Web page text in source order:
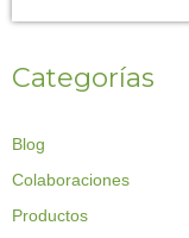
Categorías
Blog
Colaboraciones
Productos